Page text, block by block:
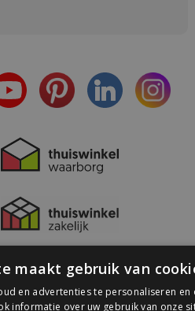
maakt gebruik van
en advertenties te personaliseren en
informatie over uw gebruik van onze